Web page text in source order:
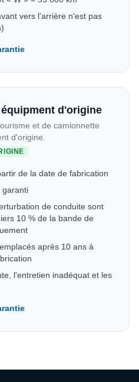
vers l'arrière n'est pas
d'origine
et de camionnette
d'origine.
de la date de fabrication
garanti
de conduite sont
10 % de la bande de
après 10 ans à
l'entretien inadéquat et les